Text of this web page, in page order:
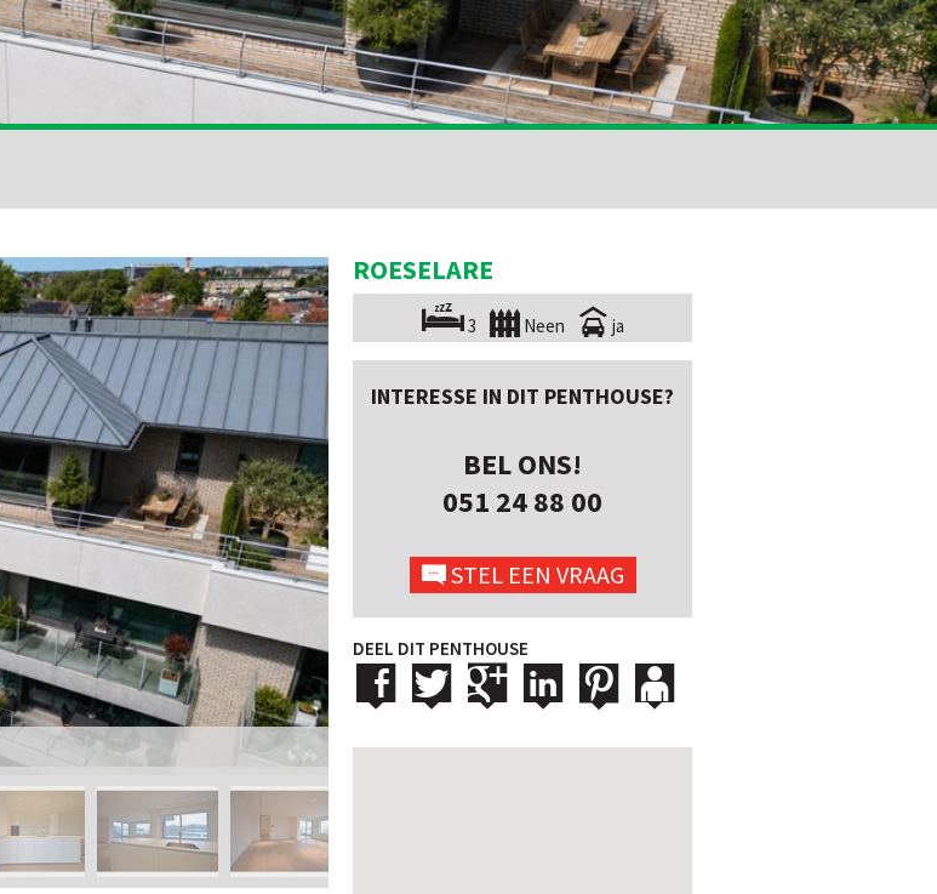
ROESELARE
3 Neen ja
INTERESSE IN DIT PENTHOUSE?
BEL ONS!
051 24 88 00
STEL EEN VRAAG
DEEL DIT PENTHOUSE